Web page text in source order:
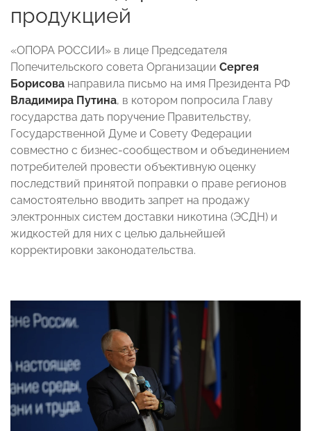
продукцией
«ОПОРА РОССИИ» в лице Председателя
Попечительского совета Организации Сергея
Борисова направила письмо на имя Президента РФ
Владимира Путина, в котором попросила Главу
государства дать поручение Правительству,
Государственной Думе и Совету Федерации
совместно с бизнес-сообществом и объединением
потребителей провести объективную оценку
последствий принятой поправки о праве регионов
самостоятельно вводить запрет на продажу
электронных систем доставки никотина (ЭСДН) и
жидкостей для них с целью дальнейшей
корректировки законодательства.